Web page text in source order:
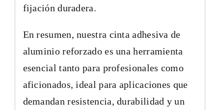
fijación duradera.
En resumen, nuestra cinta adhesiva de
aluminio reforzado es una herramienta
esencial tanto para profesionales como
aficionados, ideal para aplicaciones que
demandan resistencia, durabilidad y un